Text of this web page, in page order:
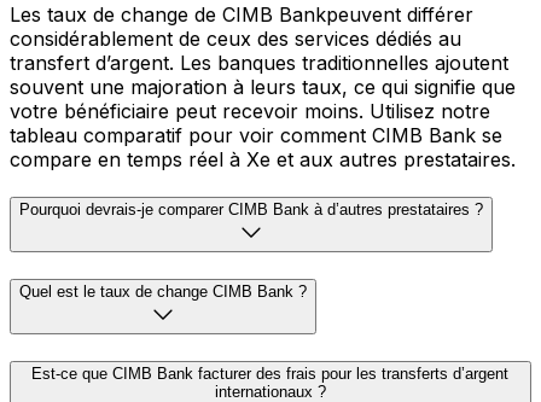
Les taux de change de CIMB Bankpeuvent différer
considérablement de ceux des services dédiés au
transfert d’argent. Les banques traditionnelles ajoutent
souvent une majoration à leurs taux, ce qui signifie que
votre bénéficiaire peut recevoir moins. Utilisez notre
tableau comparatif pour voir comment CIMB Bank se
compare en temps réel à Xe et aux autres prestataires.
Pourquoi devrais-je comparer CIMB Bank à d’autres prestataires ?
Quel est le taux de change CIMB Bank ?
Est-ce que CIMB Bank facturer des frais pour les transferts d’argent
internationaux ?